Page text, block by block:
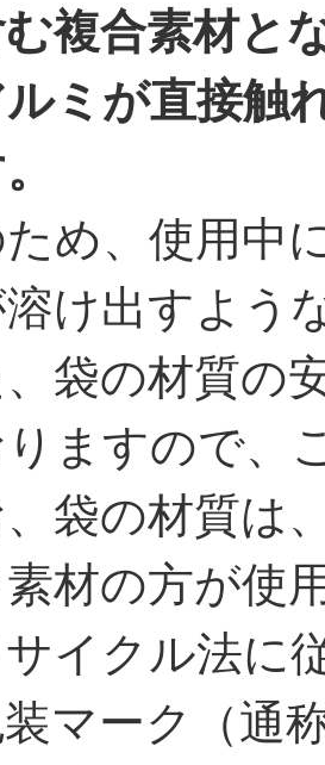
む複合素材と
ルミが直接触
め、使用中
溶け出すよう
、袋の材質の
ますので、
袋の材質は
素材の方が使
イクル法に
マーク（通